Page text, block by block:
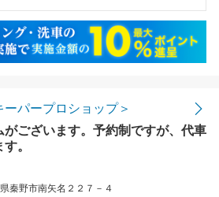
パープロショップ＞
ございます。予約制ですが、代車
。
秦野市南矢名２２７－４